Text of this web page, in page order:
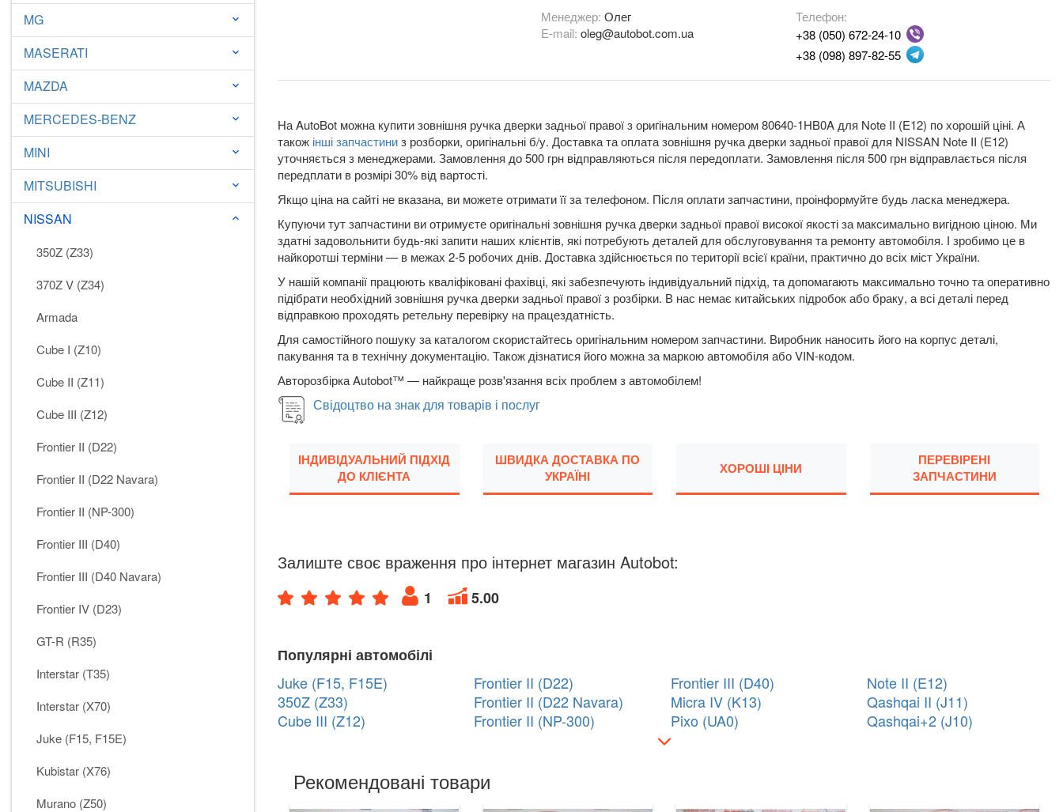
MG keyboard_arrow_down
MASERATI keyboard_arrow_down
MAZDA keyboard_arrow_down
MERCEDES-BENZ keyboard_arrow_down
MINI keyboard_arrow_down
MITSUBISHI keyboard_arrow_down
NISSAN keyboard_arrow_down
350Z (Z33)
370Z V (Z34)
Armada
Cube I (Z10)
Cube II (Z11)
Cube III (Z12)
Frontier II (D22)
Frontier II (D22 Navara)
Frontier II (NP-300)
Frontier III (D40)
Frontier III (D40 Navara)
Frontier IV (D23)
GT-R (R35)
Interstar (T35)
Interstar (X70)
Juke (F15, F15E)
Kubistar (X76)
Murano (Z50)
Менеджер: Олег
E-mail: oleg@autobot.com.ua
Телефон:
+38 (050) 672-24-10
+38 (098) 897-82-55
На AutoBot можна купити зовнішня ручка дверки задньої правої з оригінальним номером 80640-1HB0A для Note II (E12) по хорошій ціні. А
також інші запчастиниз розборки, оригінальні б/у. Доставка та оплата зовнішня ручка дверки задньої правої для NISSAN Note II (E12)
уточняється з менеджерами. Замовлення до 500 грн відправляються після передоплати. Замовлення після 500 грн відправлається після
передплати в розмірі 30% від вартості.
Якщо ціна на сайті не вказана, ви можете отримати її за телефоном. Після оплати запчастини, проінформуйте будь ласка менеджера.
Купуючи тут запчастини ви отримуєте оригінальні зовнішня ручка дверки задньої правої високої якості за максимально вигідною ціною. Ми
здатні задовольнити будь-які запити наших клієнтів, які потребують деталей для обслуговування та ремонту автомобіля. І зробимо це в
найкоротші терміни — в межах 2-5 робочих днів. Доставка здійснюється по території всієї країни, практично до всіх міст України.
У нашій компанії працюють кваліфіковані фахівці, які забезпечують індивідуальний підхід, та допомагають максимально точно та оперативно
підібрати необхідний зовнішня ручка дверки задньої правої з розбірки. В нас немає китайських підробок або браку, а всі деталі перед
відправкою проходять ретельну перевірку на працездатність.
Для самостійного пошуку за каталогом скористайтесь оригінальним номером запчастини. Виробник наносить його на корпус деталі,
пакування та в технічну документацію. Також дізнатися його можна за маркою автомобіля або VIN-кодом.
Авторозбірка Autobot™ — найкраще розв'язання всіх проблем з автомобілем!
Свідоцтво на знак для товарів і послуг
ІНДИВІДУАЛЬНИЙ ПІДХІД
ДО КЛІЄНТА
ШВИДКА ДОСТАВКА ПО
УКРАЇНІ
ХОРОШІ ЦІНИ
ПЕРЕВІРЕНІ
ЗАПЧАСТИНИ
Залиште своє враження про інтернет магазин Autobot:
1 5.00
Популярні автомобілі
Juke (F15, F15E)
350Z (Z33)
Cube III (Z12)
Frontier II (D22)
Frontier II (D22 Navara)
Frontier II (NP-300)
Frontier III (D40)
Micra IV (K13)
Pixo (UA0)
Note II (E12)
Qashqai II (J11)
Qashqai+2 (J10)
Рекомендовані товари